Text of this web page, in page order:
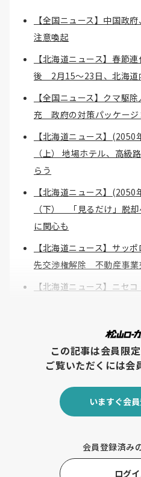
この記事は会員限
ご覧いただくには会
いますぐ会
会員登録済み
ログ
【全国ニュース】中国政
注意喚起
【北海道ニュース】春節
後 2月15～23日、北海道
【全国ニュース】クマ駆
充 政府の対策パッケージ
【北海道ニュース】
（上） 地場ホテル、高級
らう
【北海道ニュース】
（下） 「見るだけ」脱
に関心も
【北海道ニュース】サッ
先交渉権解除 不動産事業
【北海道ニュース】ニセ
【北海道ニュース】北大
へ“新戦略” 2期目抱負「
介、相次ぎ催し 日本航空
【全国ニュース】【サウナ
ち」が第1位！東京「サウ
ろう」が殿堂入り！